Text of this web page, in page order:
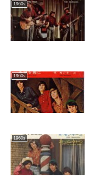
1960s
1960s
1960s